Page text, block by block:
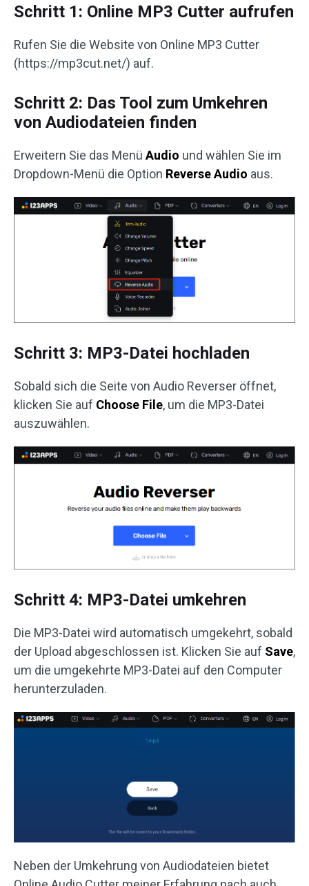
Schritt 1: Online MP3 Cutter aufrufen
Rufen Sie die Website von Online MP3 Cutter
(https://mp3cut.net/) auf.
Schritt 2: Das Tool zum Umkehren
von Audiodateien finden
Erweitern Sie das MenüAudio und wählen Sie im
Dropdown-Menü die Option Reverse Audio aus.
Schritt 3: MP3-Datei hochladen
Sobald sich die Seite von Audio Reverser öffnet,
klicken Sie auf Choose File, um die MP3-Datei
auszuwählen.
Schritt 4: MP3-Datei umkehren
Die MP3-Datei wird automatisch umgekehrt, sobald
der Upload abgeschlossen ist. Klicken Sie auf Save,
um die umgekehrte MP3-Datei auf den Computer
herunterzuladen.
Neben der Umkehrung von Audiodateien bietet